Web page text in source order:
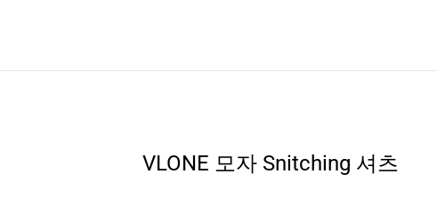
VLONE 모자 Snitching 셔츠